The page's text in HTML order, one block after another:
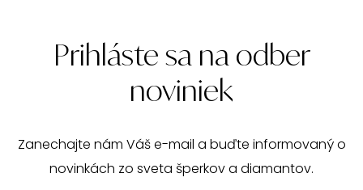
Prihláste sa na odber
noviniek
Zanechajte nám Váš e-mail a buďte informovaný o
novinkách zo sveta šperkov a diamantov.